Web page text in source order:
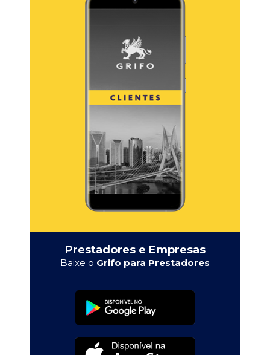
Prestadores e Empresas
Baixe o Grifo para Prestadores